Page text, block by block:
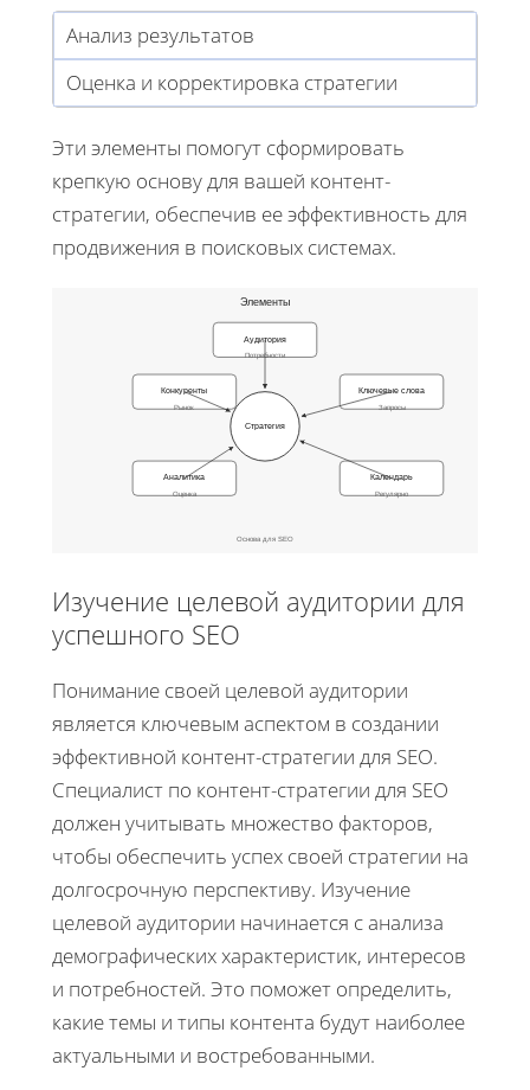
Анализ результатов
Оценка и корректировка стратегии
Эти элементы помогут сформировать
крепкую основу для вашей контент-
стратегии, обеспечив ее эффективность для
продвижения в поисковых системах.
Элементы
Аудитория
Потребности
Конкуренты
Рынок
Ключевые слова
Запросы
Аналитика
Оценка
Календарь
Регулярно
Стратегия
Основа для SEO
Изучение целевой аудитории для
успешного SEO
Понимание своей целевой аудитории
является ключевым аспектом в создании
эффективной контент-стратегии для SEO.
Специалист по контент-стратегии для SEO
должен учитывать множество факторов,
чтобы обеспечить успех своей стратегии на
долгосрочную перспективу. Изучение
целевой аудитории начинается с анализа
демографических характеристик, интересов
и потребностей. Это поможет определить,
какие темы и типы контента будут наиболее
актуальными и востребованными.